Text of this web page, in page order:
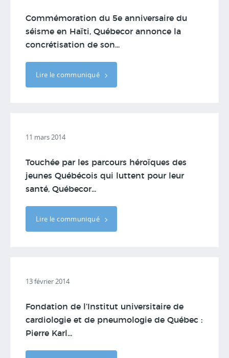
Commémoration du 5e anniversaire du
séisme en Haïti, Québecor annonce la
concrétisation de son...
Lire le communiqué
11 mars 2014
Touchée par les parcours héroïques des
jeunes Québécois qui luttent pour leur
santé, Québecor...
Lire le communiqué
13 février 2014
Fondation de l’Institut universitaire de
cardiologie et de pneumologie de Québec :
Pierre Karl...